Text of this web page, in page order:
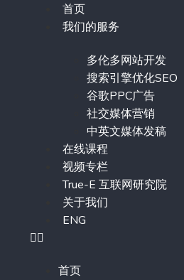
首页
我们的服务
多伦多网站开发
搜索引擎优化SEO
谷歌PPC广告
社交媒体营销
中英文媒体发稿
在线课程
视频专栏
True-E 互联网研究院
关于我们
ENG
首页